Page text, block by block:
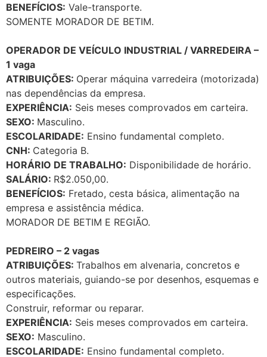
BENEFÍCIOS: Vale-transporte.
SOMENTE MORADOR DE BETIM.
OPERADOR DE VEÍCULO INDUSTRIAL / VARREDEIRA –
1 vaga
ATRIBUIÇÕES: Operar máquina varredeira (motorizada)
nas dependências da empresa.
EXPERIÊNCIA: Seis meses comprovados em carteira.
SEXO: Masculino.
ESCOLARIDADE: Ensino fundamental completo.
CNH: Categoria B.
HORÁRIO DE TRABALHO: Disponibilidade de horário.
SALÁRIO: R$2.050,00.
BENEFÍCIOS: Fretado, cesta básica, alimentação na
empresa e assistência médica.
MORADOR DE BETIM E REGIÃO.
PEDREIRO – 2 vagas
ATRIBUIÇÕES: Trabalhos em alvenaria, concretos e
outros materiais, guiando-se por desenhos, esquemas e
especificações.
Construir, reformar ou reparar.
EXPERIÊNCIA: Seis meses comprovados em carteira.
SEXO: Masculino.
ESCOLARIDADE: Ensino fundamental completo.